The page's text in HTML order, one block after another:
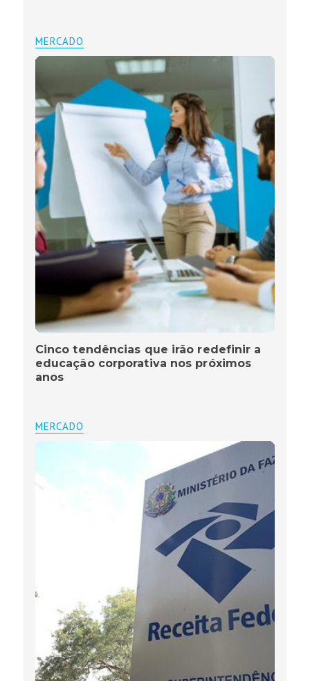
MERCADO
Cinco tendências que irão redefinir a
educação corporativa nos próximos
anos
MERCADO